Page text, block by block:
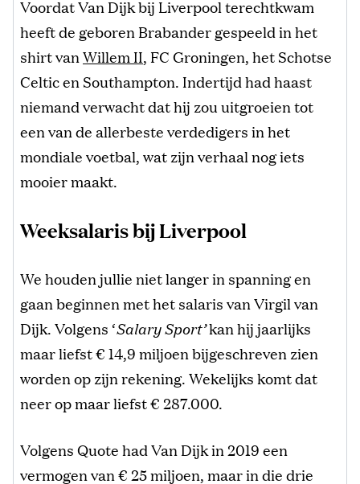
Voordat Van Dijk bij Liverpool terechtkwam
heeft de geboren Brabander gespeeld in het
shirt vanWillem II, FC Groningen, het Schotse
Celtic en Southampton. Indertijd had haast
niemand verwacht dat hij zou uitgroeien tot
een van de allerbeste verdedigers in het
mondiale voetbal, wat zijn verhaal nog iets
mooier maakt.
Weeksalaris bij Liverpool
We houden jullie niet langer in spanning en
gaan beginnen met het salaris van Virgil van
Dijk. Volgens ‘Salary Sport’kan hij jaarlijks
maar liefst € 14,9 miljoen bijgeschreven zien
worden op zijn rekening. Wekelijks komt dat
neer op maar liefst € 287.000.
Volgens Quote had Van Dijk in 2019 een
vermogen van € 25 miljoen, maar in die drie